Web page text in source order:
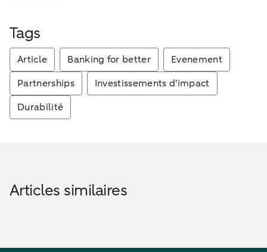
Tags
Article Banking for better
Evenement
Partnerships
Investissements d'impact
Durabilité
Articles similaires